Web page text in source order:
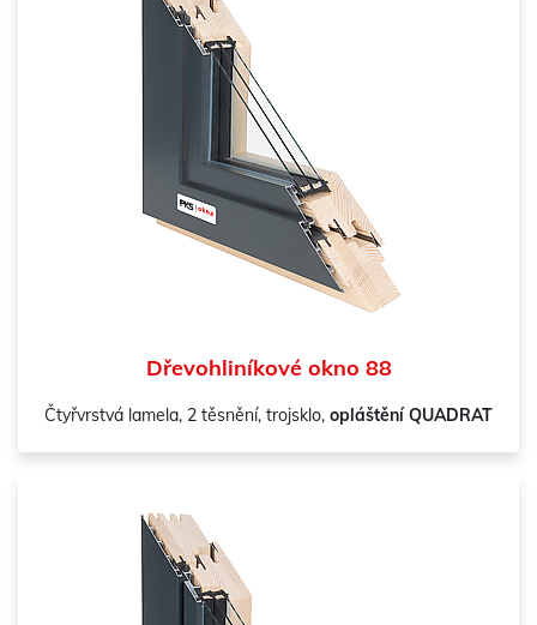
Dřevohliníkové okno 88
Čtyřvrstvá lamela, 2 těsnění, trojsklo, opláštění QUADRAT